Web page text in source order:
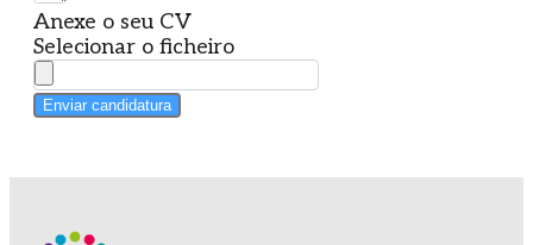
Anexe o seu CV
Selecionar o ficheiro
Enviar candidatura